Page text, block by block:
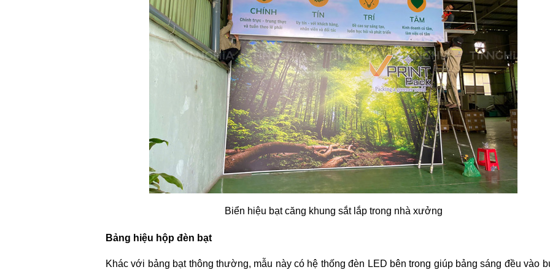
Biển hiệu bạt căng khung sắt lắp trong nhà xưởng
Bảng hiệu hộp đèn bạt
Khác với bảng bạt thông thường, mẫu này có hệ thống đèn LED bên trong giúp bảng sáng đều vào